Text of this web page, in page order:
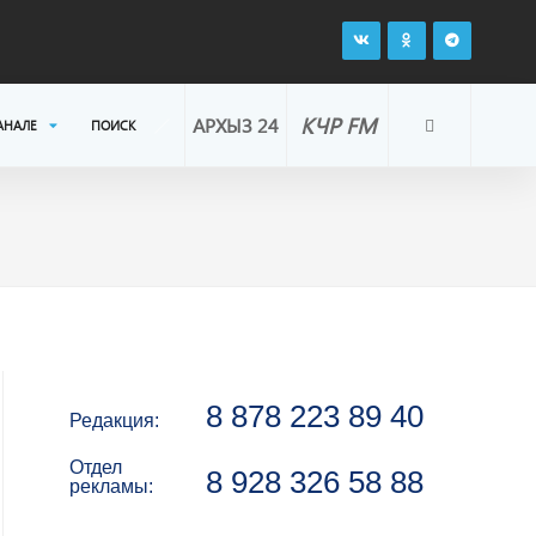
КЧР FM
АРХЫЗ 24
ПОИСК
Редакция: 8 878 223 89 40
Отдел
рекламы:
8 928 326 58 88